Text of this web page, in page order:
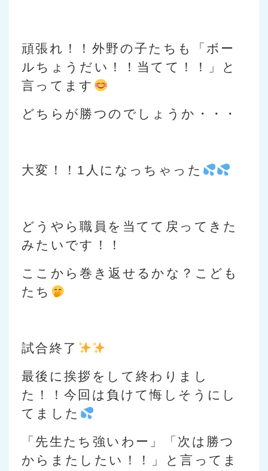
頑張れ！！外野の子たちも「ボー
ルちょうだい！！当てて！！」と
言ってます
どちらが勝つのでしょうか・・・
大変！！1人になっちゃった
どうやら職員を当てて戻ってきた
みたいです！！
ここから巻き返せるかな？こども
たち
試合終了
最後に挨拶をして終わりまし
た！！今回は負けて悔しそうにし
てました
「先生たち強いわー」「次は勝つ
からまたしたい！！」と言ってま